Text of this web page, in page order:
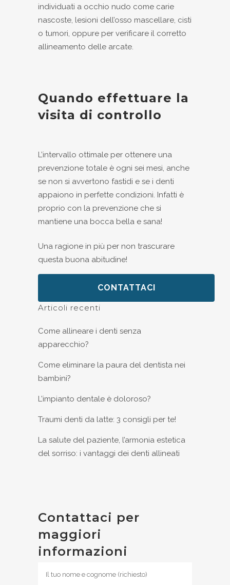
individuati a occhio nudo come carie
nascoste, lesioni dell’osso mascellare, cisti
o tumori, oppure per verificare il corretto
allineamento delle arcate.
Quando effettuare la
visita di controllo
L’intervallo ottimale per ottenere una
prevenzione totale è ogni sei mesi, anche
se non si avvertono fastidi e se i denti
appaiono in perfette condizioni. Infatti è
proprio con la prevenzione che si
mantiene una bocca bella e sana!
Una ragione in più per non trascurare
questa buona abitudine!
CONTATTACI
Articoli recenti
Come allineare i denti senza
apparecchio?
Come eliminare la paura del dentista nei
bambini?
L’impianto dentale è doloroso?
Traumi denti da latte: 3 consigli per te!
La salute del paziente, l’armonia estetica
del sorriso: i vantaggi dei denti allineati
Contattaci per
maggiori
informazioni